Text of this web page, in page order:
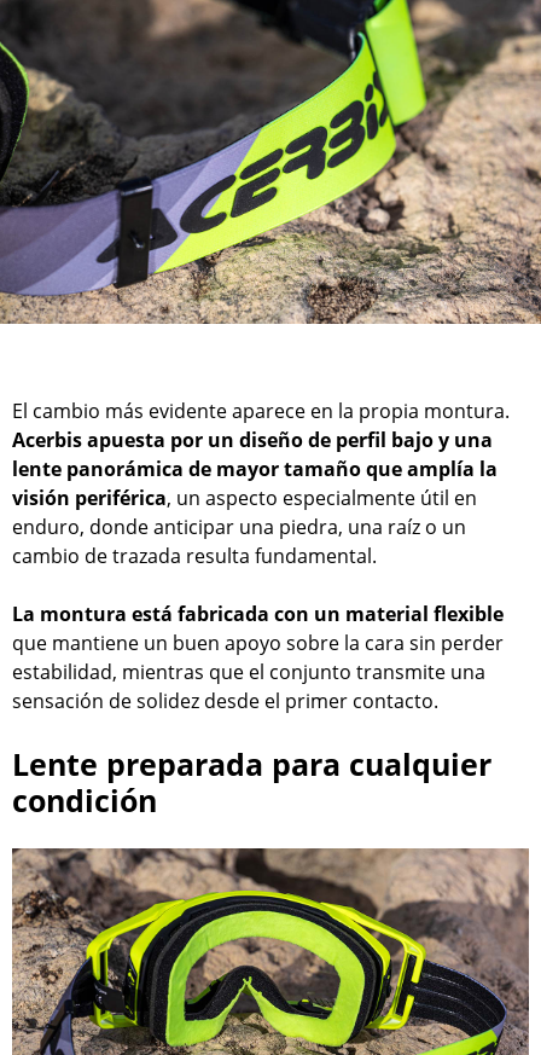
El cambio más evidente aparece en la propia montura.
Acerbis apuesta por un diseño de perfil bajo y una
lente panorámica de mayor tamaño que amplía la
visión periférica, un aspecto especialmente útil en
enduro, donde anticipar una piedra, una raíz o un
cambio de trazada resulta fundamental.
La montura está fabricada con un material flexible
que mantiene un buen apoyo sobre la cara sin perder
estabilidad, mientras que el conjunto transmite una
sensación de solidez desde el primer contacto.
Lente preparada para cualquier
condición